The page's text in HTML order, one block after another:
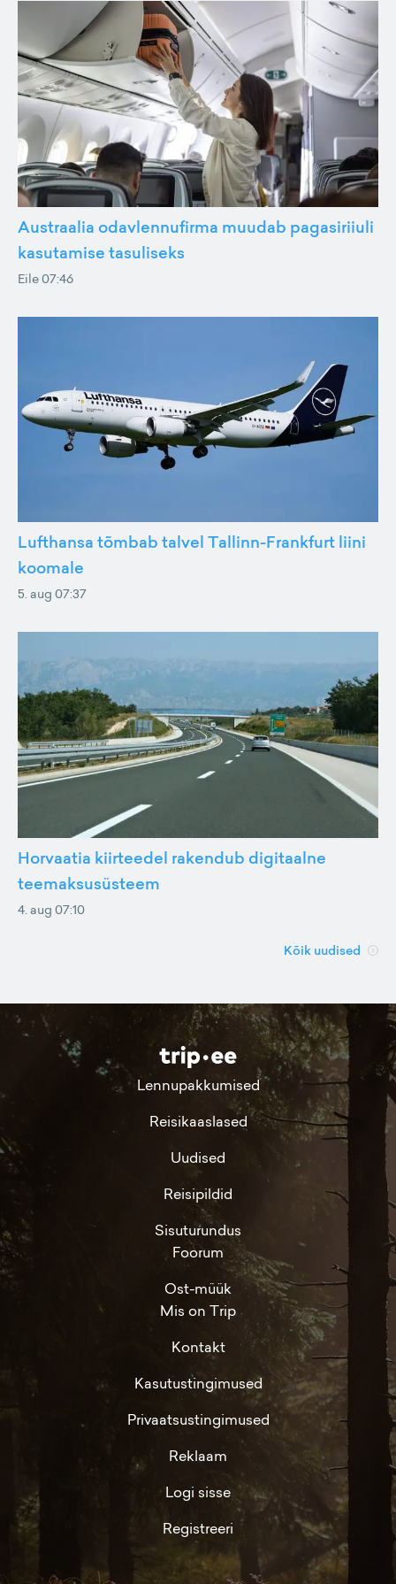
Austraalia odavlennufirma muudab pagasiriiuli
kasutamise tasuliseks
Eile 07:46
Lufthansa tõmbab talvel Tallinn-Frankfurt liini
koomale
5. aug 07:37
Horvaatia kiirteedel rakendub digitaalne
teemaksusüsteem
4. aug 07:10
Kõik uudised
Lennupakkumised
Reisikaaslased
Uudised
Reisipildid
Sisuturundus
Foorum
Ost-müük
Mis on Trip
Kontakt
Kasutustingimused
Privaatsustingimused
Reklaam
Logi sisse
Registreeri